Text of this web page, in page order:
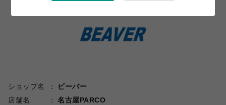
ショップ名
ビーバー
店舗名
名古屋PARCO